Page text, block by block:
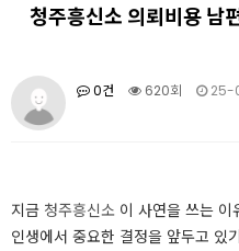
청주흥신소 의뢰비용 남
0건 620회 25-
지금 청주흥신소 이 사연을 쓰는 이
인생에서 중요한 결정을 앞두고 있